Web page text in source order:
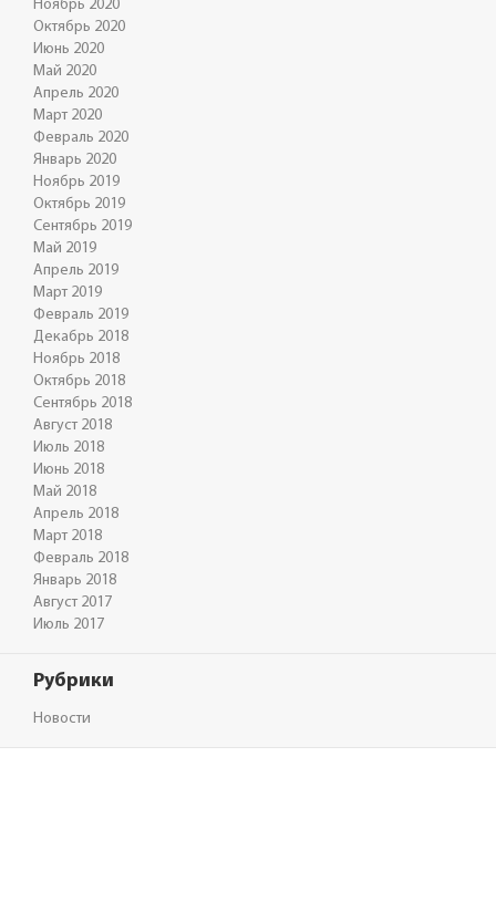
Ноябрь 2020
Октябрь 2020
Июнь 2020
Май 2020
Апрель 2020
Март 2020
Февраль 2020
Январь 2020
Ноябрь 2019
Октябрь 2019
Сентябрь 2019
Май 2019
Апрель 2019
Март 2019
Февраль 2019
Декабрь 2018
Ноябрь 2018
Октябрь 2018
Сентябрь 2018
Август 2018
Июль 2018
Июнь 2018
Май 2018
Апрель 2018
Март 2018
Февраль 2018
Январь 2018
Август 2017
Июль 2017
Рубрики
Новости